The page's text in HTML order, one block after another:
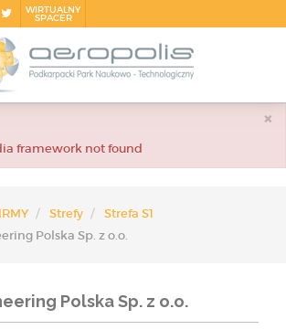
WIRTUALNY
SPACER
×
framework not found
Strefy
Strefa S1
Polska Sp. z o.o.
Polska Sp. z o.o.